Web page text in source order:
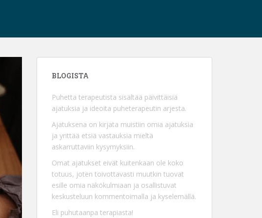
BLOGISTA
Puhetta terapeutista sisältää päivittäisiä
ajatuksia ja ideoita puheterapeutin arjesta.
Ajatuksena on kirjata muistiin omia ajatuksia
ja yrittää etsiä vastauksia mieltä
askarruttaviin kysymyksiin.
Omat ajatukset eivät kuitenkaan ole koko
totuus, joten toivottavasti muutkin tuovat
esille omia näkökulmiaan ja osallistuvat
keskusteluun kommentoimalla ja kyselemällä.
Eli puhutaanpa terapiasta!